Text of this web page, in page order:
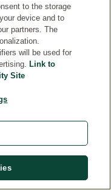
to the storage
device and to
partners. The
will be used for
Link to
Site